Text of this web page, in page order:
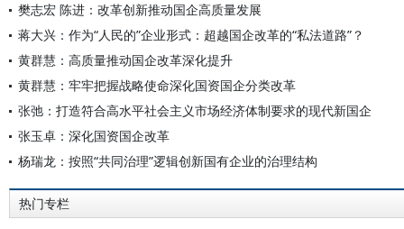
樊志宏 陈进：改革创新推动国企高质量发展
蒋大兴：作为“人民的”企业形式：超越国企改革的“私法道路”？
黄群慧：高质量推动国企改革深化提升
黄群慧：牢牢把握战略使命深化国资国企分类改革
张弛：打造符合高水平社会主义市场经济体制要求的现代新国企
张玉卓：深化国资国企改革
杨瑞龙：按照“共同治理”逻辑创新国有企业的治理结构
热门专栏